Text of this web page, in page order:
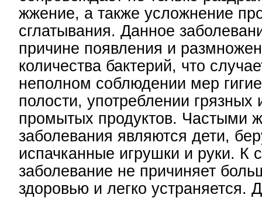
жжение, а также усложнение
сглатывания. Данное
причине появления и
количества бактерий, что
неполном соблюдении мер
полости, употреблении грязных
промытых продуктов. Частыми
заболевания являются дети,
испачканные игрушки и руки. К
заболевание не причиняет
здоровью и легко устраняется.